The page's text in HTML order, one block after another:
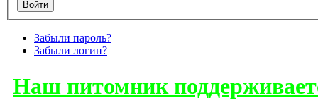
Забыли пароль?
Забыли логин?
Наш питомник